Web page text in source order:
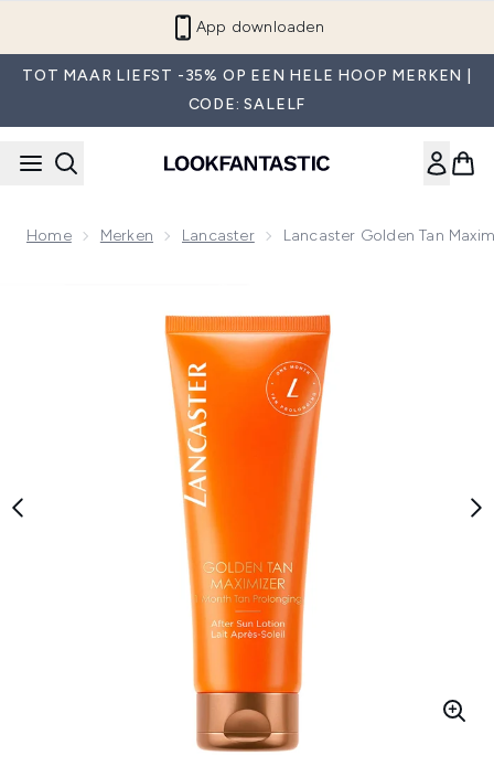
App downloaden
TOT MAAR LIEFST -35% OP EEN HELE HOOP MERKEN |
CODE: SALELF
Home Merken Lancaster Lancaster Golden Tan